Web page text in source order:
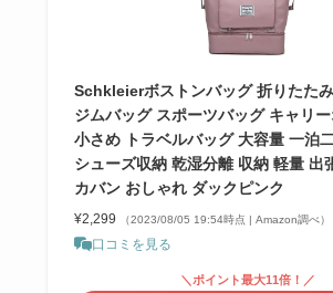
Schkleierボストンバッグ 折りたた
ジムバッグ スポーツバッグ キャリ
小さめ トラベルバッグ 大容量 一泊
シューズ収納 乾湿分離 収納 軽量 出
カバン おしゃれ ダックピンク
¥2,299 （2023/08/05 19:54時点 | Amazon調べ）
口コミを見る
＼ポイント最大11倍！／